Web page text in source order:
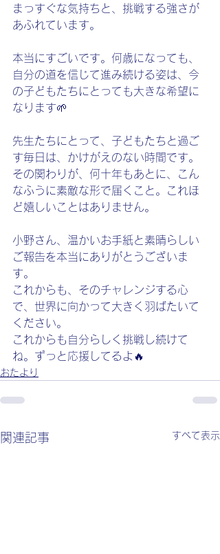
まっすぐな気持ちと、挑戦する強さが
あふれています。
本当にすごいです。何歳になっても、
自分の道を信じて進み続ける姿は、今
の子どもたちにとっても大きな希望に
なります🌱
先生たちにとって、子どもたちと過ご
す毎日は、かけがえのない時間です。
その関わりが、何十年もあとに、こん
なふうに素敵な形で届くこと。これほ
ど嬉しいことはありません。
小野さん、温かいお手紙と素晴らしい
ご報告を本当にありがとうございま
す。
これからも、そのチャレンジする心
で、世界に向かって大きく羽ばたいて
ください。
これからも自分らしく挑戦し続けて
ね。ずっと応援してるよ🔥
おたより
関連記事 すべて表示